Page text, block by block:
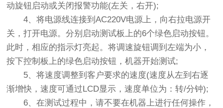
动旋钮启动或关闭报警功能(左关，右开);
4、将电源线连接到AC220V电源上，向右拉电源开
关，打开电源。分别启动测试板上的6个绿色启动按钮。
此时，相应的指示灯亮起。将调速旋钮调到左端为小，
按下控制板上的绿色启动按钮，机器开始测试;
5、将速度调整到客户要求的速度(速度从左到右逐
渐增快，速度可通过LCD显示，速度单位为：转/分钟);
6、在测试过程中，请不要在机器上进行任何操作，